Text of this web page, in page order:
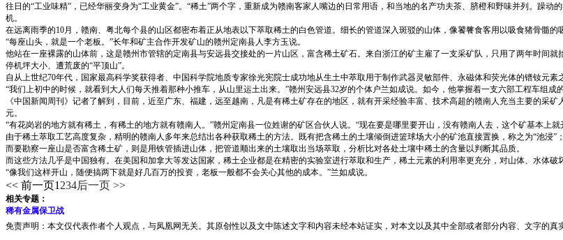
往日的“工业味精”，已经华丽变身为“工业黄金”。“稀土”两个字，重新成为赣南客家人嘴边的日常用语，和当地的名产功夫茶、脐橙和野味并列。躁
机。
在远离雨季的10月，赣南、粤北每个县的山区都密布着正从地表以下萃取稀土的白色管道。细长的管道深入斑驳的山体，像饕餮食客用以吸食猪骨髓的
“每座山头，就是一个老板。”长年和矿主合作开发矿山的赣州定南县人李方玉说。
他站在一座裸露的山体前，这是赣州市管辖的定南县与安远县交接处的一片山区，富含稀土矿石。来自浙江的矿主雇了一支采矿队，只用了两年时间
停机坪大小、遭荒废的“平顶山”。
自从上世纪70年代，国家最高科学奖获得者、中国科学院地质专家徐光宪院士成功地从生土中萃取用于制作武器灵敏部件、永磁体和荧光体的镨钕元
“我们上初中的时候，就看到大人们每天推着那种小推车，从山里运土出来。”赣州安远县32岁的个体户兰如成说。如今，他掌握着一支六部工程车组成
《中国新闻周刊》记者了解到，目前，近至广东、福建，远至越南，凡是有稀土矿存在的地区，就有开采经验丰富、技术高超的赣南人充当主要的采矿
元。
“有花岗岩的地方就有稀土，有稀土的地方就有赣南人。”赣州定南县一位姓谢的矿区合伙人说。“现在要是哪里要开山，没有赣南人去，这个矿基本上就
由于稀土萃取工艺高度复杂，精明的赣南人多年来总结出各种获取稀土的方法。既有把含稀土的土壤倾倒进篮球场大小的矿池直接置换，称之为“池浸”
而要勘察一座山是否富含稀土矿，则是用铁管插进山体，把管道顺出来的土壤取出当场萃取，分析比对各处土壤中稀土的含量以判断其品质。
而这些方法几乎是中国独有。在美国和加拿大等发达国家，稀土企业都是在精密的实验室进行萃取和生产，稀土元素的利用率更充分，对山体、水体破
“像我们这样开山，随便搞两下就是好几百万的投资，老板一般都不会关心其他的成本。”兰如成说。
<< 前一页1 234后一页 >>
相关专题：
稀有金属保卫战
免责声明：本文仅代表作者个人观点，与凤凰网无关。其原创性以及文中陈述文字和内容未经本站证实，对本文以及其中全部或者部分内容、文字的